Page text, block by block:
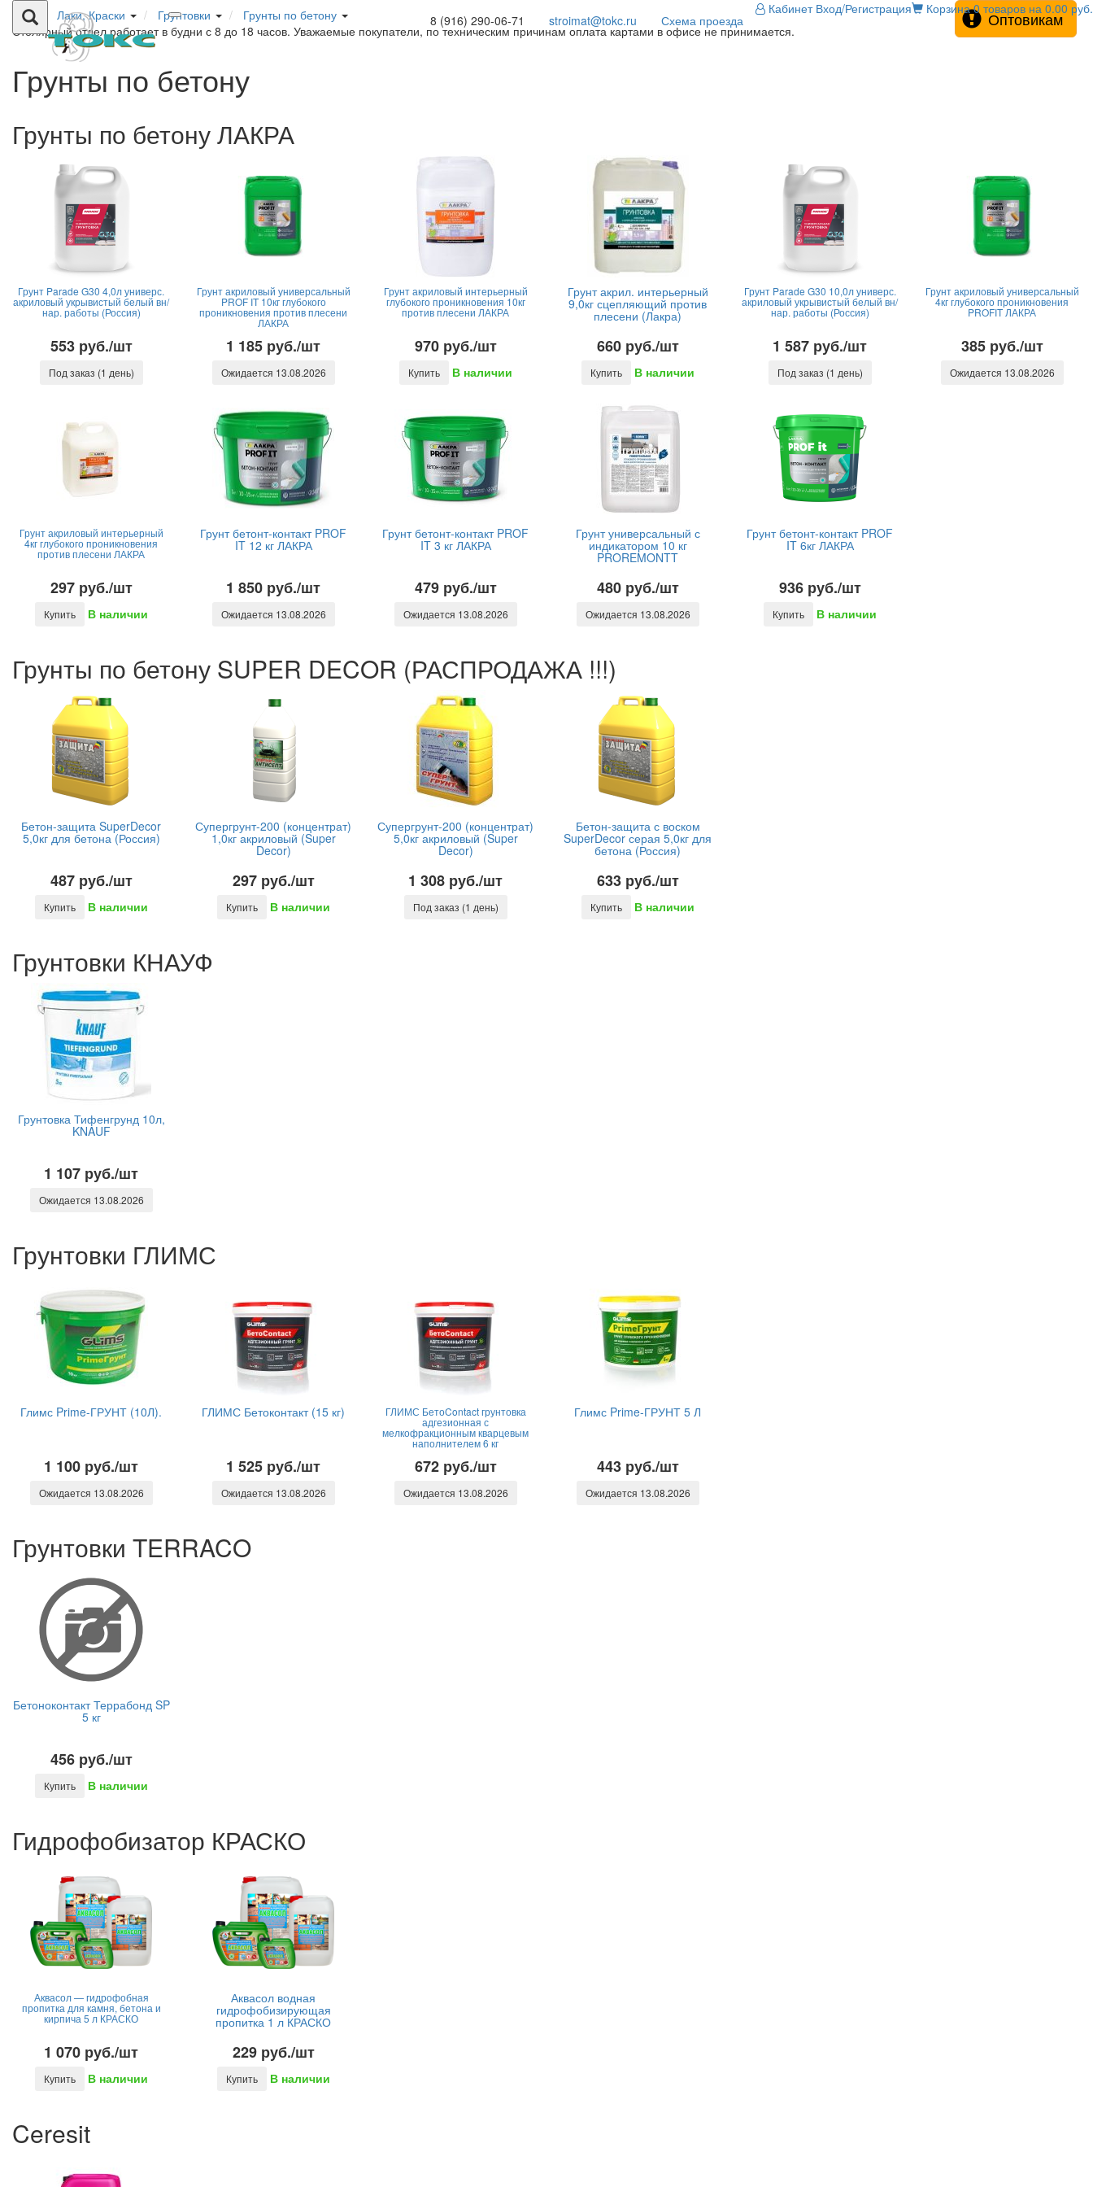
8 (916) 290-06-71 stroimat@tokc.ru Схема проезда
Кабинет Вход/Регистрация Корзина 0 товаров на 0.00 руб.
Лаки, Краски Грунтовки
Грунты по бетону
Столярный отдел работает в будни с 8 до 18 часов. Уважаемые покупатели, по техническим причинам оплата картами в офисе не принимается.
Оптовикам
Грунты по бетону
Грунты по бетону ЛАКРА
Грунт Parade G30 4,0л универс.
акриловый укрывистый белый вн/
нар. работы (Россия)
553 руб./шт
Под заказ (1 день)
Грунт акриловый универсальный
PROF IT 10кг глубокого
проникновения против плесени
ЛАКРА
1 185 руб./шт
Ожидается 13.08.2026
Грунт акриловый интерьерный
глубокого проникновения 10кг
против плесени ЛАКРА
970 руб./шт
Купить В наличии
Грунт акрил. интерьерный
9,0кг сцепляющий против
плесени (Лакра)
660 руб./шт
Купить В наличии
Грунт Parade G30 10,0л универс.
акриловый укрывистый белый вн/
нар. работы (Россия)
1 587 руб./шт
Под заказ (1 день)
Грунт акриловый универсальный
4кг глубокого проникновения
PROFIT ЛАКРА
385 руб./шт
Ожидается 13.08.2026
Грунт акриловый интерьерный
4кг глубокого проникновения
против плесени ЛАКРА
297 руб./шт
Купить В наличии
Грунт бетонт-контакт PROF
IT 12 кг ЛАКРА
1 850 руб./шт
Ожидается 13.08.2026
Грунт бетонт-контакт PROF
IT 3 кг ЛАКРА
479 руб./шт
Ожидается 13.08.2026
Грунт универсальный с
индикатором 10 кг
PROREMONTT
480 руб./шт
Ожидается 13.08.2026
Грунт бетонт-контакт PROF
IT 6кг ЛАКРА
936 руб./шт
Купить В наличии
Грунты по бетону SUPER DECOR (РАСПРОДАЖА !!!)
Бетон-защита SuperDecor
5,0кг для бетона (Россия)
487 руб./шт
Купить В наличии
Супергрунт-200 (концентрат)
1,0кг акриловый (Super
Decor)
297 руб./шт
Купить В наличии
Супергрунт-200 (концентрат)
5,0кг акриловый (Super
Decor)
1 308 руб./шт
Под заказ (1 день)
Бетон-защита с воском
SuperDecor серая 5,0кг для
бетона (Россия)
633 руб./шт
Купить В наличии
Грунтовки КНАУФ
Грунтовка Тифенгрунд 10л,
KNAUF
1 107 руб./шт
Ожидается 13.08.2026
Грунтовки ГЛИМС
Глимс Prime-ГРУНТ (10Л).
1 100 руб./шт
Ожидается 13.08.2026
ГЛИМС Бетоконтакт (15 кг)
1 525 руб./шт
Ожидается 13.08.2026
ГЛИМС БетоContact грунтовка
адгезионная с
мелкофракционным кварцевым
наполнителем 6 кг
672 руб./шт
Ожидается 13.08.2026
Глимс Prime-ГРУНТ 5 Л
443 руб./шт
Ожидается 13.08.2026
Грунтовки TERRACO
Бетоноконтакт Террабонд SP
5 кг
456 руб./шт
Купить В наличии
Гидрофобизатор КРАСКО
Аквасол — гидрофобная
пропитка для камня, бетона и
кирпича 5 л КРАСКО
1 070 руб./шт
Купить В наличии
Аквасол водная
гидрофобизирующая
пропитка 1 л КРАСКО
229 руб./шт
Купить В наличии
Ceresit